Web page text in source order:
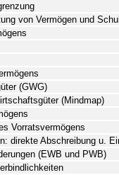
von Vermögen und
(GWG)
(Mindmap)
Vorratsvermögens
direkte Abschreibung u.
(EWB und PWB)